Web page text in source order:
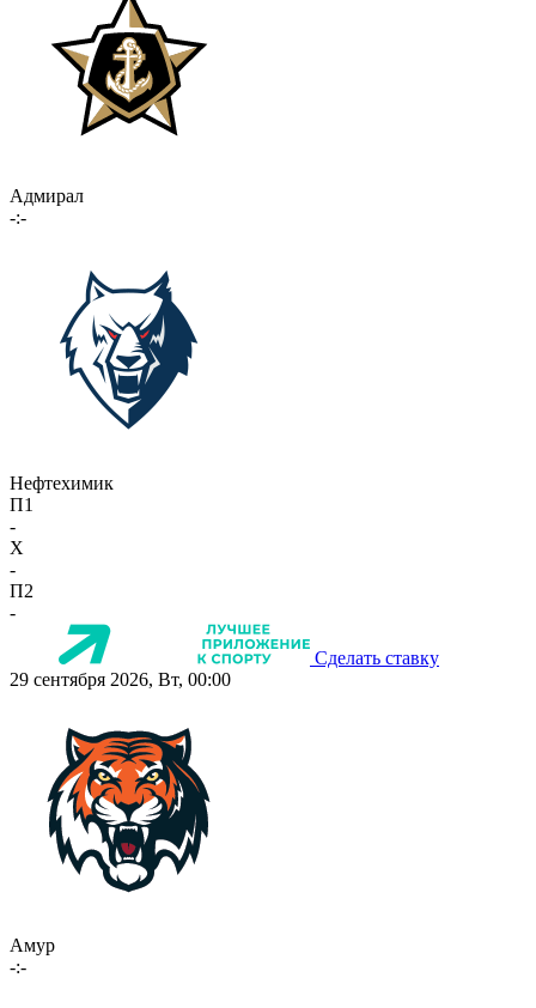
Адмирал
-:-
Нефтехимик
П1
-
X
-
П2
-
Сделать ставку
29 сентября 2026, Вт, 00:00
Амур
-:-